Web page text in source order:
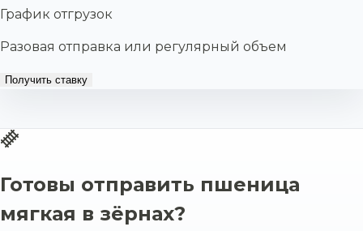
График отгрузок
Разовая отправка или регулярный объем
Получить ставку
Готовы отправить пшеница
мягкая в зёрнах?